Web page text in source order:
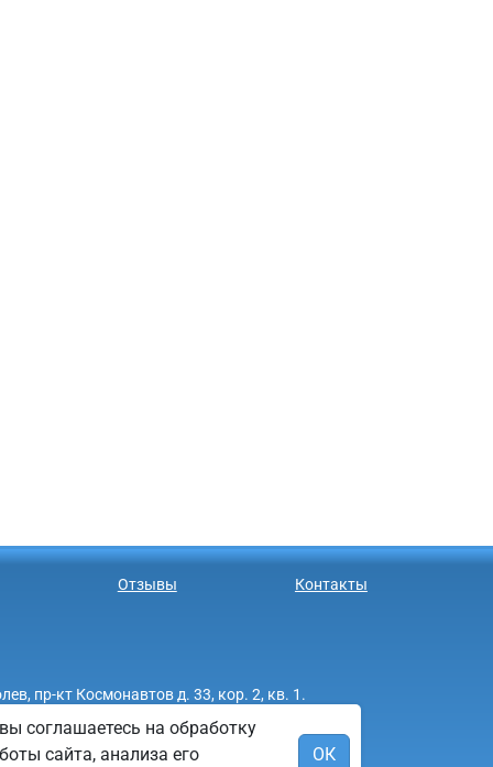
Отзывы Контакты
пр-кт Космонавтов д. 33, кор. 2, кв. 1.
соглашаетесь на обработку
сайта, анализа его
ОК